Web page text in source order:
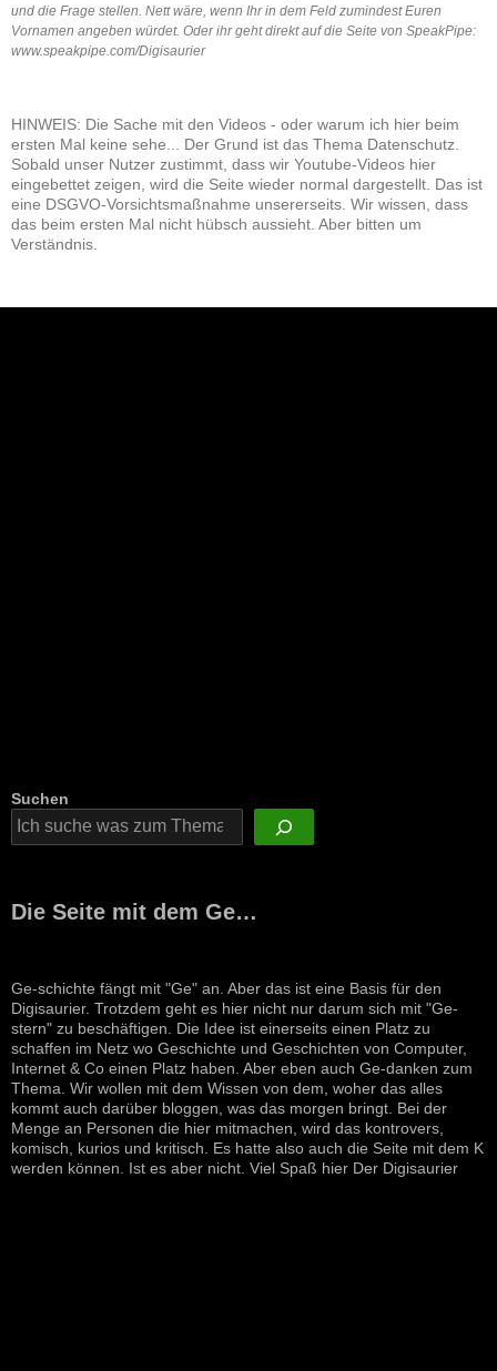
und die Frage stellen. Nett wäre, wenn Ihr in dem Feld zumindest Euren
Vornamen angeben würdet. Oder ihr geht direkt auf die Seite von SpeakPipe:
www.speakpipe.com/Digisaurier
HINWEIS: Die Sache mit den Videos - oder warum ich hier beim
ersten Mal keine sehe... Der Grund ist das Thema Datenschutz.
Sobald unser Nutzer zustimmt, dass wir Youtube-Videos hier
eingebettet zeigen, wird die Seite wieder normal dargestellt. Das ist
eine DSGVO-Vorsichtsmaßnahme unsererseits. Wir wissen, dass
das beim ersten Mal nicht hübsch aussieht. Aber bitten um
Verständnis.
Suchen
Die Seite mit dem Ge…
Ge-schichte fängt mit "Ge" an. Aber das ist eine Basis für den
Digisaurier. Trotzdem geht es hier nicht nur darum sich mit "Ge-
stern" zu beschäftigen. Die Idee ist einerseits einen Platz zu
schaffen im Netz wo Geschichte und Geschichten von Computer,
Internet & Co einen Platz haben. Aber eben auch Ge-danken zum
Thema. Wir wollen mit dem Wissen von dem, woher das alles
kommt auch darüber bloggen, was das morgen bringt. Bei der
Menge an Personen die hier mitmachen, wird das kontrovers,
komisch, kurios und kritisch. Es hatte also auch die Seite mit dem K
werden können. Ist es aber nicht. Viel Spaß hier Der Digisaurier